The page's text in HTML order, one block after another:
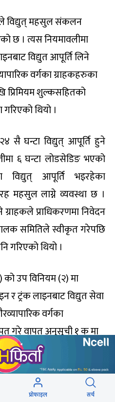
विद्युत् महसुल संकलन
छ । त्यस नियमावलीमा
विद्युत आपूर्ति लिने
वर्गका ग्राहकहरुका
प्रिमियम शुल्कसहितको
थियो ।
सै घन्टा विद्युत् आपूर्ति हुने
६ घन्टा लोडसेडिङ भएको
विद्युत् आपूर्ति भइरहेका
महसुल लाग्ने व्यवस्था छ ।
प्राधिकरणमा निवेदन
समितिले स्वीकृत गरेपछि
गरिएको थियो ।
को उप विनियम (२) मा
र ट्रंक लाइनबाट विद्युत सेवा
वर्गका
गरे वापत अनुसूची १ क मा
को मासिक सेवा
शुल्क बुझाउनु पर्ने’ व्यवस्था
प्रोफाइल सर्च